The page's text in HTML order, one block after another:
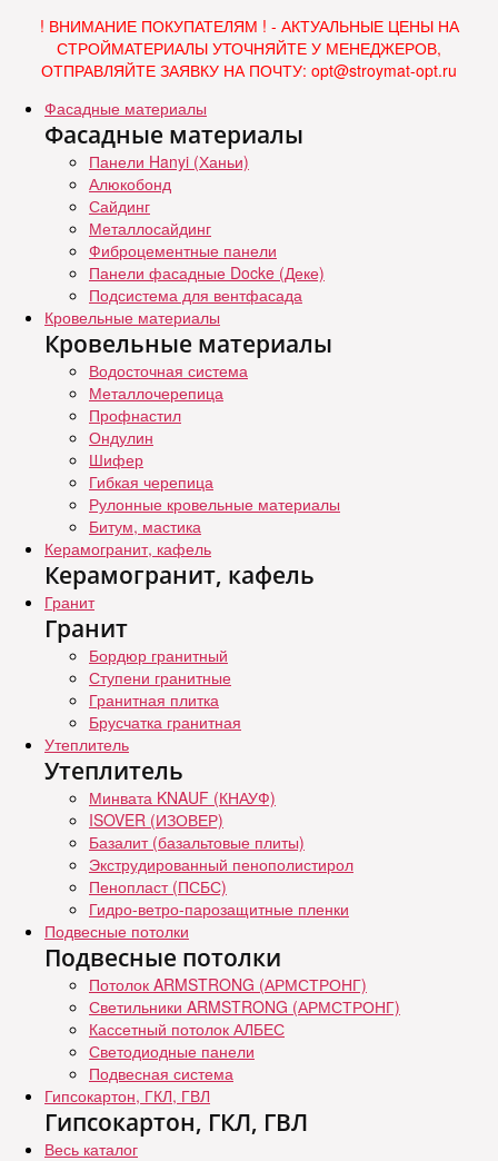
! ВНИМАНИЕ ПОКУПАТЕЛЯМ ! - АКТУАЛЬНЫЕ ЦЕНЫ НА
СТРОЙМАТЕРИАЛЫ УТОЧНЯЙТЕ У МЕНЕДЖЕРОВ,
ОТПРАВЛЯЙТЕ ЗАЯВКУ НА ПОЧТУ: opt@stroymat-opt.ru
Фасадные материалы
Фасадные материалы
Панели Hanyi (Ханьи)
Алюкобонд
Сайдинг
Металлосайдинг
Фиброцементные панели
Панели фасадные Docke (Деке)
Подсистема для вентфасада
Кровельные материалы
Кровельные материалы
Водосточная система
Металлочерепица
Профнастил
Ондулин
Шифер
Гибкая черепица
Рулонные кровельные материалы
Битум, мастика
Керамогранит, кафель
Керамогранит, кафель
Гранит
Гранит
Бордюр гранитный
Ступени гранитные
Гранитная плитка
Брусчатка гранитная
Утеплитель
Утеплитель
Минвата KNAUF (КНАУФ)
ISOVER (ИЗОВЕР)
Базалит (базальтовые плиты)
Экструдированный пенополистирол
Пенопласт (ПСБС)
Гидро-ветро-парозащитные пленки
Подвесные потолки
Подвесные потолки
Потолок ARMSTRONG (АРМСТРОНГ)
Светильники ARMSTRONG (АРМСТРОНГ)
Кассетный потолок АЛБЕС
Светодиодные панели
Подвесная система
Гипсокартон, ГКЛ, ГВЛ
Гипсокартон, ГКЛ, ГВЛ
Весь каталог